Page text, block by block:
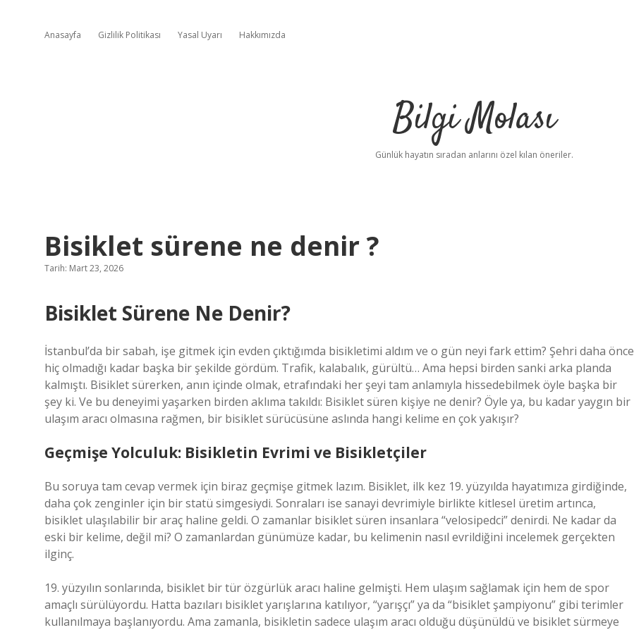
Anasayfa Gizlilik Politikası Yasal Uyarı Hakkımızda
Bilgi Molası
Günlük hayatın sıradan anlarını özel kılan öneriler.
Bisiklet sürene ne denir ?
Tarih: Mart 23, 2026
Bisiklet Sürene Ne Denir?
İstanbul’da bir sabah, işe gitmek için evden çıktığımda bisikletimi aldım ve o gün neyi fark ettim? Şehri daha önce
hiç olmadığı kadar başka bir şekilde gördüm. Trafik, kalabalık, gürültü… Ama hepsi birden sanki arka planda
kalmıştı. Bisiklet sürerken, anın içinde olmak, etrafındaki her şeyi tam anlamıyla hissedebilmek öyle başka bir
şey ki. Ve bu deneyimi yaşarken birden aklıma takıldı: Bisiklet süren kişiye ne denir? Öyle ya, bu kadar yaygın bir
ulaşım aracı olmasına rağmen, bir bisiklet sürücüsüne aslında hangi kelime en çok yakışır?
Geçmişe Yolculuk: Bisikletin Evrimi ve Bisikletçiler
Bu soruya tam cevap vermek için biraz geçmişe gitmek lazım. Bisiklet, ilk kez 19. yüzyılda hayatımıza girdiğinde,
daha çok zenginler için bir statü simgesiydi. Sonraları ise sanayi devrimiyle birlikte kitlesel üretim artınca,
bisiklet ulaşılabilir bir araç haline geldi. O zamanlar bisiklet süren insanlara “velosipedci” denirdi. Ne kadar da
eski bir kelime, değil mi? O zamanlardan günümüze kadar, bu kelimenin nasıl evrildiğini incelemek gerçekten
ilginç.
19. yüzyılın sonlarında, bisiklet bir tür özgürlük aracı haline gelmişti. Hem ulaşım sağlamak için hem de spor
amaçlı sürülüyordu. Hatta bazıları bisiklet yarışlarına katılıyor, “yarışçı” ya da “bisiklet şampiyonu” gibi terimler
kullanılmaya başlanıyordu. Ama zamanla, bisikletin sadece ulaşım aracı olduğu düşünüldü ve bisiklet sürmeye